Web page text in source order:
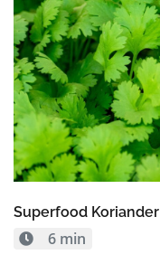
Superfood Koriander
6 min